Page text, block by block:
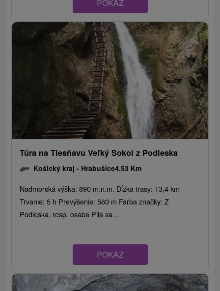
POKAZ
Túra na Tiesňavu Veľký Sokol z Podleska
Košický kraj - Hrabušice4.53 Km
Nadmorská výška: 890 m.n.m. Dĺžka trasy: 13,4 km
Trvanie: 5 h Prevýšenie: 560 m Farba značky: Z
Podleska, resp. osaba Pila sa...
POKAZ